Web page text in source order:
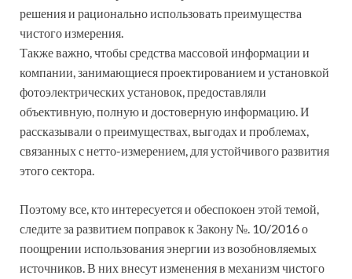
решения и рационально использовать преимущества
чистого измерения.
Также важно, чтобы средства массовой информации и
компании, занимающиеся проектированием и установкой
фотоэлектрических установок, предоставляли
объективную, полную и достоверную информацию. И
рассказывали о преимуществах, выгодах и проблемах,
связанных с нетто-измерением, для устойчивого развития
этого сектора.
Поэтому все, кто интересуется и обеспокоен этой темой,
следите за развитием поправок к Закону №. 10/2016 о
поощрении использования энергии из возобновляемых
источников. В них внесут изменения в механизм чистого